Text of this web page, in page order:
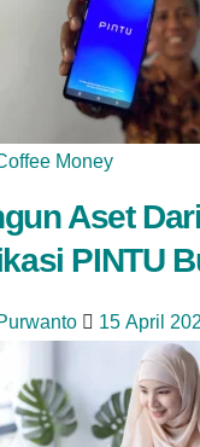
Money
Aset
PINTU
15 April